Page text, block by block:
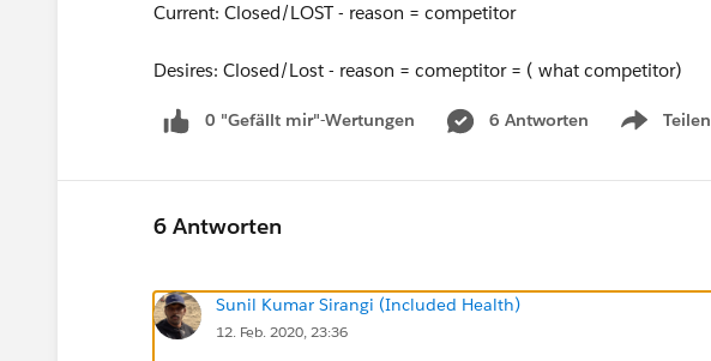
Current: Closed/LOST - reason = competitor
Desires: Closed/Lost - reason = comeptitor = ( what competitor)
0 "Gefällt mir"-Wertungen 6 Antworten Teilen
Show menu
6 Antworten
Sunil Kumar Sirangi (Included Health)
12. Feb. 2020, 23:36